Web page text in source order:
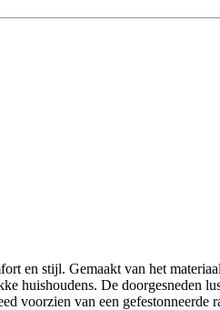
en stijl. Gemaakt van het
huishoudens. De doorgesneden
van een